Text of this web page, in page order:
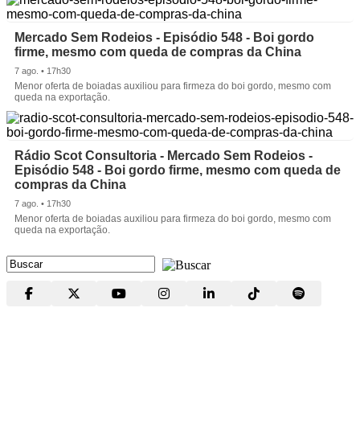
Mercado Sem Rodeios - Episódio 548 - Boi gordo
firme, mesmo com queda de compras da China
7 ago. • 17h30
Menor oferta de boiadas auxiliou para firmeza do boi gordo, mesmo com
queda na exportação.
Rádio Scot Consultoria - Mercado Sem Rodeios -
Episódio 548 - Boi gordo firme, mesmo com queda de
compras da China
7 ago. • 17h30
Menor oferta de boiadas auxiliou para firmeza do boi gordo, mesmo com
queda na exportação.